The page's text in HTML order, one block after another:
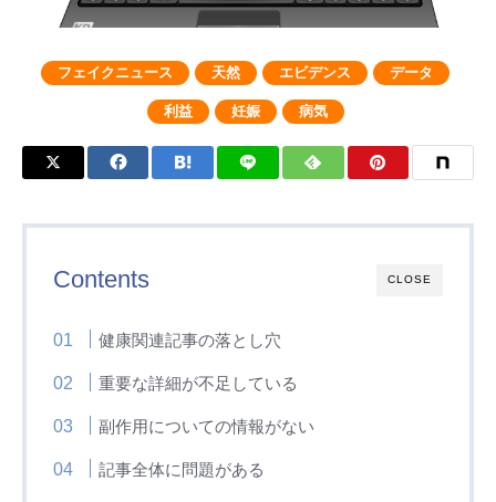
フェイクニュース 天然 エビデンス データ
利益 妊娠 病気
CLOSE
Contents
健康関連記事の落とし穴
重要な詳細が不足している
副作用についての情報がない
記事全体に問題がある